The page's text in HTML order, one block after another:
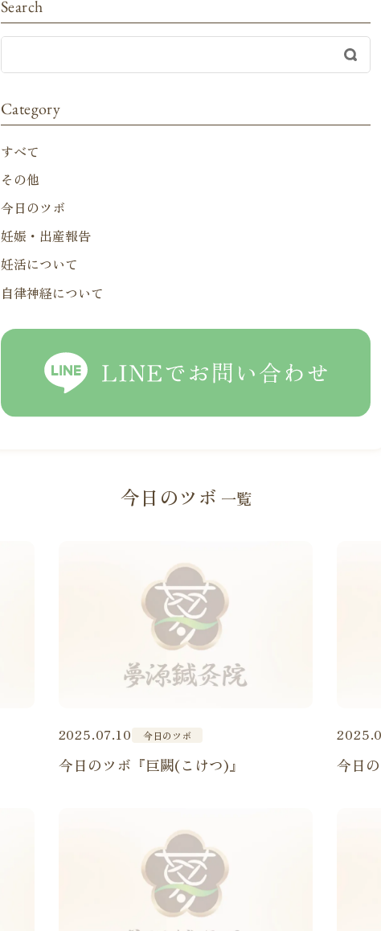
今日のツボ 一覧
2025.07.10 今日のツボ
今日のツボ『巨闕(こけつ)』 今日
Search
Category
すべて
その他
今日のツボ
妊娠・出産報告
妊活について
自律神経について